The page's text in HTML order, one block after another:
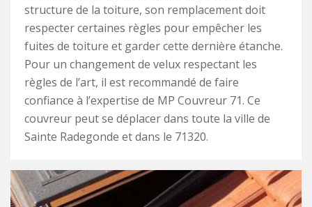
structure de la toiture, son remplacement doit
respecter certaines règles pour empêcher les
fuites de toiture et garder cette dernière étanche.
Pour un changement de velux respectant les
règles de l’art, il est recommandé de faire
confiance à l’expertise de MP Couvreur 71. Ce
couvreur peut se déplacer dans toute la ville de
Sainte Radegonde et dans le 71320.